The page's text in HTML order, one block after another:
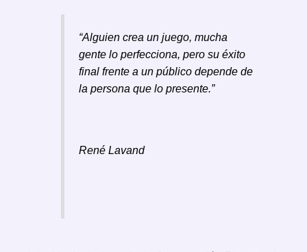
“Alguien crea un juego, mucha
gente lo perfecciona, pero su éxito
final frente a un público depende de
la persona que lo presente.”
René Lavand